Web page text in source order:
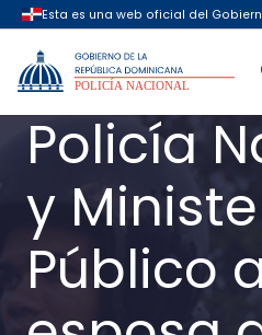
Policía
y
Público